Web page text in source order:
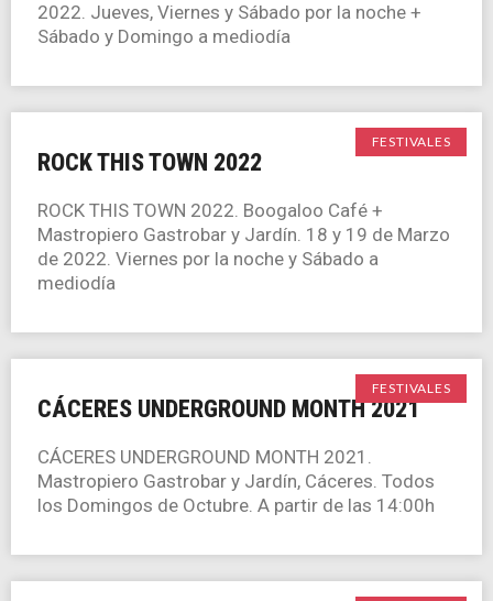
2022. Jueves, Viernes y Sábado por la noche +
Sábado y Domingo a mediodía
FESTIVALES
ROCK THIS TOWN 2022
ROCK THIS TOWN 2022. Boogaloo Café +
Mastropiero Gastrobar y Jardín. 18 y 19 de Marzo
de 2022. Viernes por la noche y Sábado a
mediodía
FESTIVALES
CÁCERES UNDERGROUND MONTH 2021
CÁCERES UNDERGROUND MONTH 2021.
Mastropiero Gastrobar y Jardín, Cáceres. Todos
los Domingos de Octubre. A partir de las 14:00h